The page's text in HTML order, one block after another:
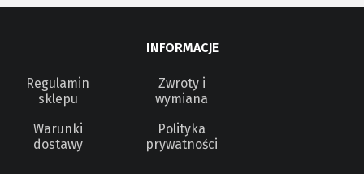
INFORMACJE
Regulamin
sklepu
Warunki
dostawy
Zwroty i
wymiana
Polityka
prywatności